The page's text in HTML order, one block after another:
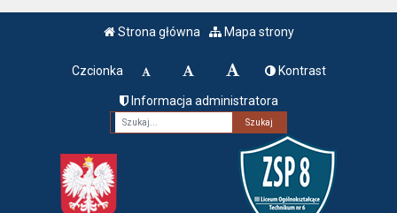
Strona główna Mapa strony
Czcionka Kontrast
Informacja administratora
Fraza